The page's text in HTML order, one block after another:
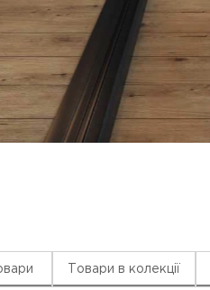
Товари в колекції